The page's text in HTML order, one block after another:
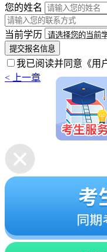
您的姓名
当前学历
提交报名信息
我已阅读并同意 《用
< 上一章